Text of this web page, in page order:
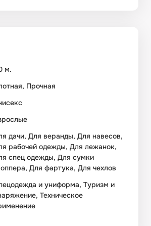
м.
Прочная
дачи, Для веранды, Для навесов,
рабочей одежды, Для лежанок,
спец одежды, Для сумки
Для фартука, Для чехлов
и униформа, Туризм и
Техническое